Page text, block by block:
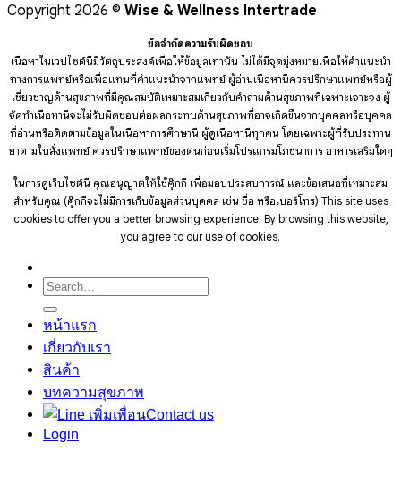
Copyright 2026 © Wise & Wellness Intertrade
ข้อจำกัดความรับผิดชอบ
เนื้อหาในเวปไซต์นี้มีวัตถุประสงค์เพื่อให้ข้อมูลเท่านั้น ไม่ได้มีจุดมุ่งหมายเพื่อให้คำแนะนำ
ทางการแพทย์หรือเพื่อแทนที่คำแนะนำจากแพทย์ ผู้อ่านเนื้อหานี้ควรปรึกษาแพทย์หรือผู้
เชี่ยวชาญด้านสุขภาพที่มีคุณสมบัติเหมาะสมเกี่ยวกับคำถามด้านสุขภาพที่เฉพาะเจาะจง ผู้
จัดทำเนื้อหานี้จะไม่รับผิดชอบต่อผลกระทบด้านสุขภาพที่อาจเกิดขึ้นจากบุคคลหรือบุคคล
ที่อ่านหรือติดตามข้อมูลในเนื้อหาการศึกษานี้ ผู้ดูเนื้อหานี้ทุกคน โดยเฉพาะผู้ที่รับประทาน
ยาตามใบสั่งแพทย์ ควรปรึกษาแพทย์ของตนก่อนเริ่มโปรแกรมโภชนาการ อาหารเสริมใดๆ
ในการดูเว็บไซต์นี้ คุณอนุญาตให้ใช้คุ๊กกี้ เพื่อมอบประสบการณ์ และข้อเสนอที่เหมาะสม
สำหรับคุณ (คุ๊กกี้จะไม่มีการเก็บข้อมูลส่วนบุคคล เช่น ชื่อ หรือเบอร์โทร) This site uses
cookies to offer you a better browsing experience. By browsing this website,
you agree to our use of cookies.
Search
for:
หน้าแรก
เกี่ยวกับเรา
สินค้า
บทความสุขภาพ
Contact us
Login